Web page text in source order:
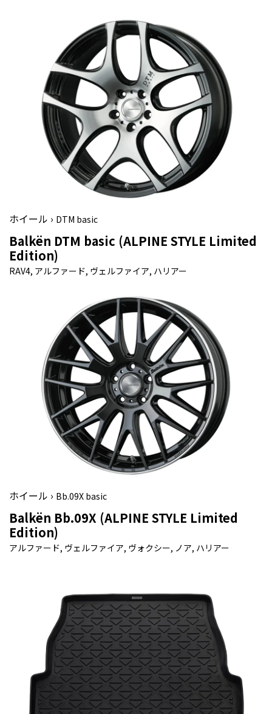
ホイール › DTM basic
Balkën DTM basic (ALPINE STYLE Limited
Edition)
RAV4, アルファード, ヴェルファイア, ハリアー
ホイール › Bb.09X basic
Balkën Bb.09X (ALPINE STYLE Limited
Edition)
アルファード, ヴェルファイア, ヴォクシー, ノア, ハリアー